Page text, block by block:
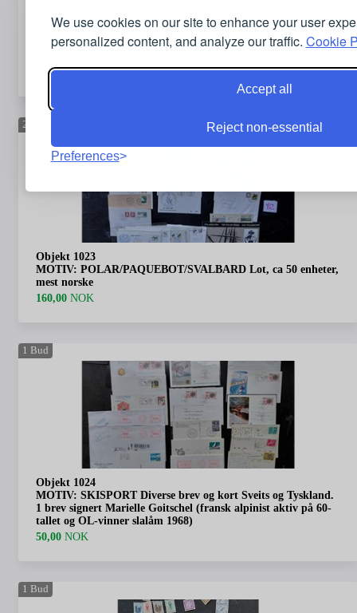
We use cookies on our site to enhance your user
personalized content, and analyze our traffic. Cookie
Accept all
Reject non-essential
Preferences
Objekt 1022
MOTIV: OLYMPISKE LEKER Diverse postfriske merker og
60,00NOK
2
Objekt 1023
MOTIV: POLAR/PAQUEBOT/SVALBARD Lot, ca 50 enheter,
mest norske
160,00 NOK
1 Bud
Objekt 1024
MOTIV: SKISPORT Diverse brev og kort Sveits og Tyskland.
1 brev signert Marielle Goitschel (fransk alpinist aktiv på 60-
tallet og OL-vinner slalåm 1968)
50,00 NOK
1 Bud